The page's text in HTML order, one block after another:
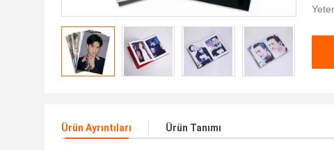
Ürün Ayrıntıları Ürün Tanımı